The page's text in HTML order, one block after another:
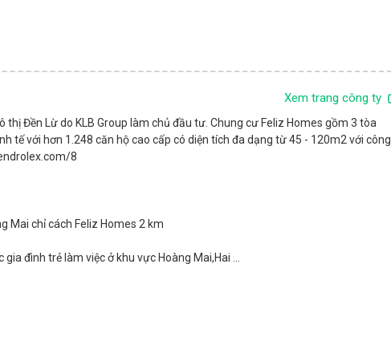
Xem trang công ty
Đền Lừ do KLB Group làm chủ đầu tư. Chung cư Feliz Homes gồm 3 tòa
tế với hơn 1.248 căn hộ cao cấp có diện tích đa dạng từ 45 - 120m2 với công
8
Mai chỉ cách Feliz Homes 2 km
đình trẻ làm việc ở khu vực Hoàng Mai,Hai ...